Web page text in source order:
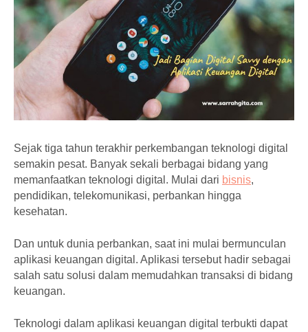
Sejak tiga tahun terakhir perkembangan teknologi digital
semakin pesat. Banyak sekali berbagai bidang yang
memanfaatkan teknologi digital. Mulai dari bisnis,
pendidikan, telekomunikasi, perbankan hingga
kesehatan.
Dan untuk dunia perbankan, saat ini mulai bermunculan
aplikasi keuangan digital. Aplikasi tersebut hadir sebagai
salah satu solusi dalam memudahkan transaksi di bidang
keuangan.
Teknologi dalam aplikasi keuangan digital terbukti dapat